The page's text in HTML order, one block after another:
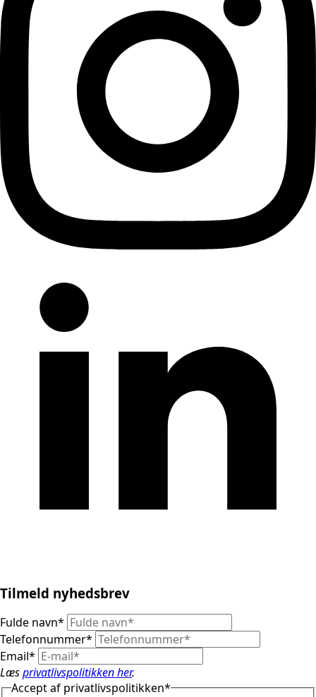
Tilmeld nyhedsbrev
Fulde navn*
Telefonnummer*
Email*
Læsprivatlivspolitikken her.
Accept af privatlivspolitikken*